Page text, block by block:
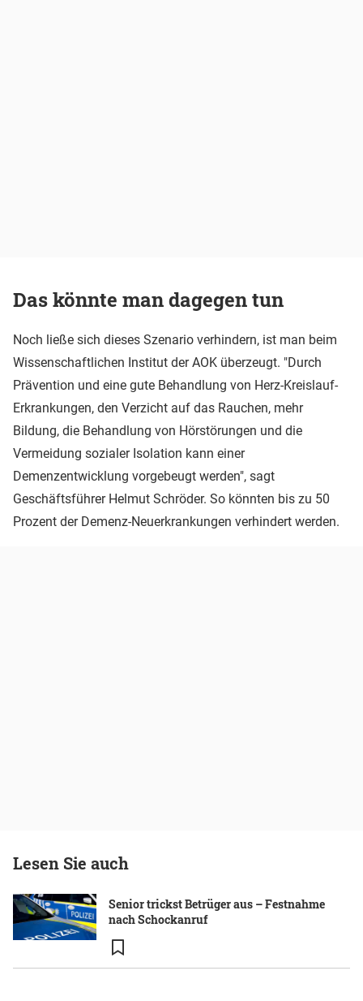
Das könnte man dagegen tun
Noch ließe sich dieses Szenario verhindern, ist man beim
Wissenschaftlichen Institut der AOK überzeugt. "Durch
Prävention und eine gute Behandlung von Herz-Kreislauf-
Erkrankungen, den Verzicht auf das Rauchen, mehr
Bildung, die Behandlung von Hörstörungen und die
Vermeidung sozialer Isolation kann einer
Demenzentwicklung vorgebeugt werden", sagt
Geschäftsführer Helmut Schröder. So könnten bis zu 50
Prozent der Demenz-Neuerkrankungen verhindert werden.
Lesen Sie auch
Senior trickst Betrüger aus – Festnahme
nach Schockanruf